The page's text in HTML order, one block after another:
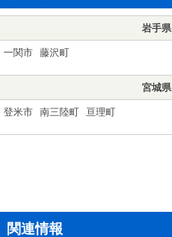
岩手県
一関市 藤沢町
宮城県
登米市 南三陸町 亘理町
関連情報